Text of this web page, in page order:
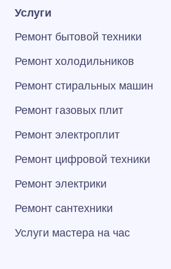
Услуги
Ремонт бытовой техники
Ремонт холодильников
Ремонт стиральных машин
Ремонт газовых плит
Ремонт электроплит
Ремонт цифровой техники
Ремонт электрики
Ремонт сантехники
Услуги мастера на час